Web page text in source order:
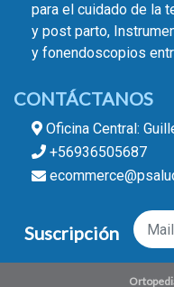
para el cuidado de la
y post parto,
y fonendoscopios
CONTÁCTANOS
Oficina Central:
+56936505687
Suscripción